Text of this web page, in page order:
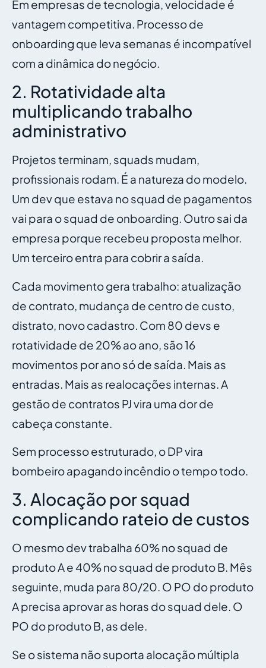
Em empresas de tecnologia, velocidade é
vantagem competitiva. Processo de
onboarding que leva semanas é incompatível
com a dinâmica do negócio.
2. Rotatividade alta
multiplicando trabalho
administrativo
Projetos terminam, squads mudam,
profissionais rodam. É a natureza do modelo.
Um dev que estava no squad de pagamentos
vai para o squad de onboarding. Outro sai da
empresa porque recebeu proposta melhor.
Um terceiro entra para cobrir a saída.
Cada movimento gera trabalho: atualização
de contrato, mudança de centro de custo,
distrato, novo cadastro. Com 80 devs e
rotatividade de 20% ao ano, são 16
movimentos por ano só de saída. Mais as
entradas. Mais as realocações internas. A
gestão de contratos PJ vira uma dor de
cabeça constante.
Sem processo estruturado, o DP vira
bombeiro apagando incêndio o tempo todo.
3. Alocação por squad
complicando rateio de custos
O mesmo dev trabalha 60% no squad de
produto A e 40% no squad de produto B. Mês
seguinte, muda para 80/20. O PO do produto
A precisa aprovar as horas do squad dele. O
PO do produto B, as dele.
Se o sistema não suporta alocação múltipla